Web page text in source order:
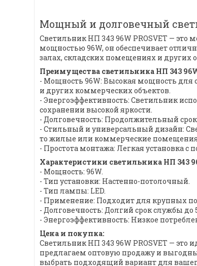
Мощный и долговечный
Светильник НП 343 96W PROSVET —
мощностью 96W, он обеспечивает
залах, складских помещениях и других
Преимущества светильника НП 343
- Мощность 96W: Высокая мощность для
и других коммерческих объектов.
- Энергоэффективность: Светильник
сохранении высокой яркости.
- Долговечность: Продолжительный
- Стильный и универсальный дизайн:
то жилые или коммерческие
- Простота монтажа: Легкая установка
Характеристики светильника НП 343
- Мощность: 96W.
- Тип установки: Настенно-потолочный.
- Тип лампы: LED.
- Применение: Подходит для крупных
- Долговечность: Долгий срок службы до
- Энергоэффективность: Низкое
Цена и покупка:
Светильник НП 343 96W PROSVET —
предлагаем оптовую продажу и
выбрать подходящий вариант для